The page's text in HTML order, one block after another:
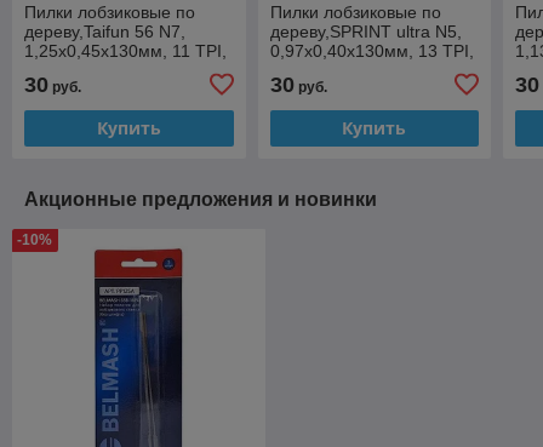
Пилки лобзиковые по
дереву,Taifun 56 N7,
1,25x0,45х130мм, 11 TPI,
30 руб.
Купить
Пилки лобзиковые по
дереву,SPRINT ultra N5,
0,97x0,40х130мм, 13 TPI,
30руб.
Купить
30
Акционные предложения и новинки
-10%